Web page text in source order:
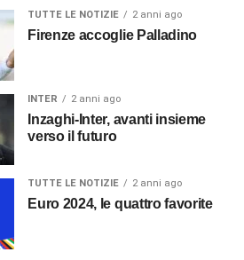
TUTTE LE NOTIZIE 2 anni ago
Firenze accoglie Palladino
INTER 2 anni ago
Inzaghi-Inter, avanti insieme
verso il futuro
TUTTE LE NOTIZIE 2 anni ago
Euro 2024, le quattro favorite